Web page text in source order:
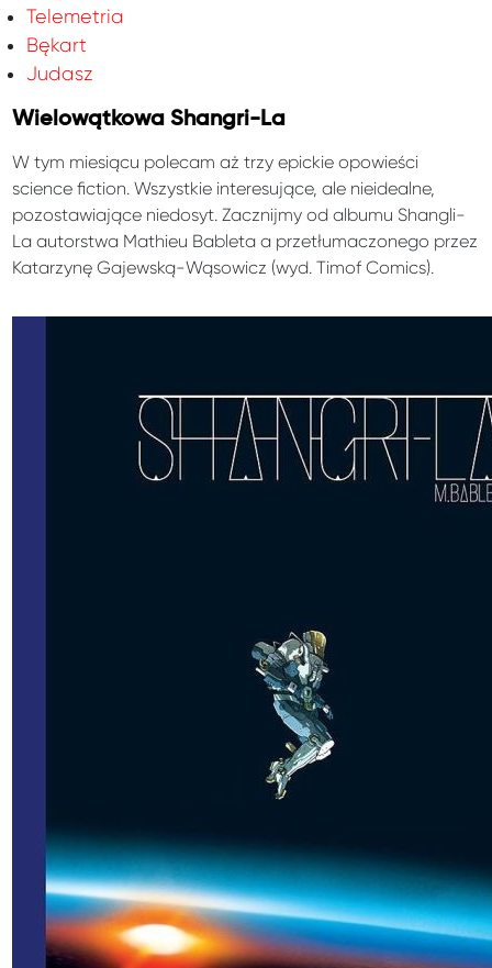
Telemetria
Bękart
Judasz
Wielowątkowa Shangri-La
W tym miesiącu polecam aż trzy epickie opowieści
science fiction. Wszystkie interesujące, ale nieidealne,
pozostawiające niedosyt. Zacznijmy od albumu Shangli-
La autorstwa Mathieu Bableta a przetłumaczonego przez
Katarzynę Gajewską-Wąsowicz (wyd. Timof Comics).